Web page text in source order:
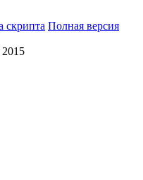
скрипта Полная версия